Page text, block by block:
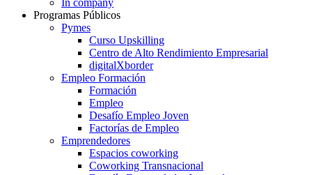
Programas Públicos
Pymes
Curso Upskilling
Centro de Alto Rendimiento Empresarial
digitalXborder
Empleo Formación
Formación
Empleo
Desafío Empleo Joven
Factorías de Empleo
Emprendedores
Espacios coworking
Coworking Transnacional